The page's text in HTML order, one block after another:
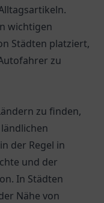
wichtigen
Städten platziert,
zu
zu finden,
der Regel in
und der
In Städten
Nähe von